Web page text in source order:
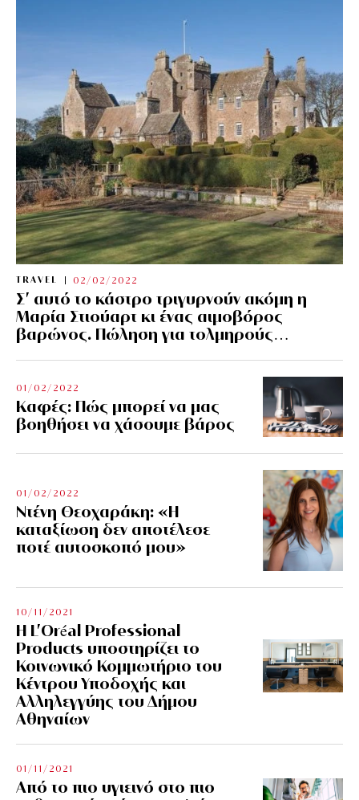
TRAVEL 02/02/2022
Σ’ αυτό το κάστρο τριγυρνούν ακόμη η
Μαρία Στιούαρτ κι ένας αιμοβόρος
βαρώνος. Πώληση για τολμηρούς…
01/02/2022
Kαφές: Πώς μπορεί να μας
βοηθήσει να χάσουμε βάρος
01/02/2022
Ντένη Θεοχαράκη: «Η
καταξίωση δεν αποτέλεσε
ποτέ αυτοσκοπό μου»
10/11/2021
Η L’Οréal Professional
Products υποστηρίζει το
Κοινωνικό Κομμωτήριο του
Κέντρου Υποδοχής και
Αλληλεγγύης του Δήμου
Αθηναίων
01/11/2021
Από το πιο υγιεινό στο πιο